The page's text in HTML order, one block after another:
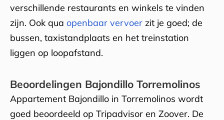
verschillende restaurants en winkels te vinden
zijn. Ook qua openbaar vervoer zit je goed; de
bussen, taxistandplaats en het treinstation
liggen op loopafstand.
Beoordelingen Bajondillo Torremolinos
Appartement Bajondillo in Torremolinos wordt
goed beoordeeld op Tripadvisor en Zoover. De